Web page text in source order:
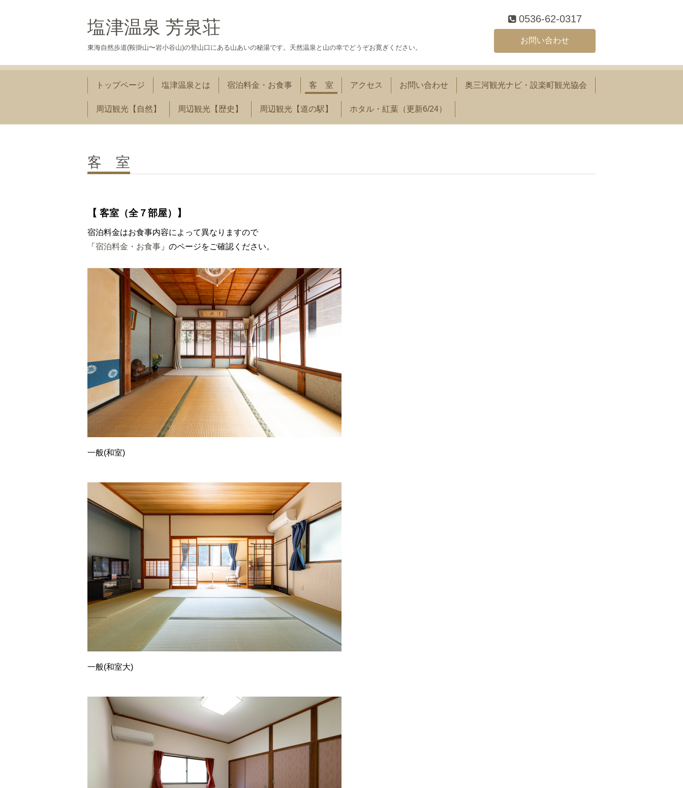
塩津温泉 芳泉荘
東海自然歩道(鞍掛山〜岩小谷山)の登山口にある山あいの秘湯です。天然温泉と山の幸でどうぞお寛ぎください。
0536-62-0317
お問い合わせ
トップページ 塩津温泉とは 宿泊料金・お食事 客 室 アクセス お問い合わせ 奥三河観光ナビ・設楽町観光協会
周辺観光【自然】 周辺観光【歴史】 周辺観光【道の駅】 ホタル・紅葉（更新6/24）
客 室
【 客室（全７部屋）】
宿泊料金はお食事内容によって異なりますので
「 宿泊料金・お食事 」のページをご確認ください。
一般(和室)
一般(和室大)